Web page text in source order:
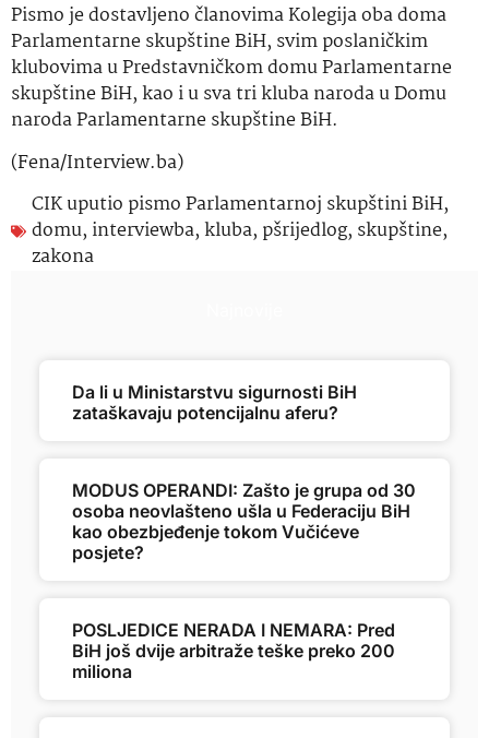
Pismo je dostavljeno članovima Kolegija oba doma
Parlamentarne skupštine BiH, svim poslaničkim
klubovima u Predstavničkom domu Parlamentarne
skupštine BiH, kao i u sva tri kluba naroda u Domu
naroda Parlamentarne skupštine BiH.
(Fena/Interview.ba)
CIK uputio pismo Parlamentarnoj skupštini BiH,
domu, interviewba,kluba, pšrijedlog, skupštine,
zakona
Da li u Ministarstvu sigurnosti BiH
zataškavaju potencijalnu aferu?
MODUS OPERANDI: Zašto je grupa od 30
osoba neovlašteno ušla u Federaciju BiH
kao obezbjeđenje tokom Vučićeve
posjete?
POSLJEDICE NERADA I NEMARA: Pred
BiH još dvije arbitraže teške preko 200
miliona